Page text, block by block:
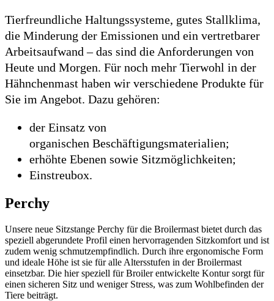
Tierfreundliche Haltungssysteme, gutes Stallklima,
die Minderung der Emissionen und ein vertretbarer
Arbeitsaufwand – das sind die Anforderungen von
Heute und Morgen. Für noch mehr Tierwohl in der
Hähnchenmast haben wir verschiedene Produkte für
Sie im Angebot. Dazu gehören:
der Einsatz von
organischen Beschäftigungsmaterialien;
erhöhte Ebenen sowie Sitzmöglichkeiten;
Einstreubox.
Perchy
Unsere neue Sitzstange Perchy für die Broilermast bietet durch das
speziell abgerundete Profil einen hervorragenden Sitzkomfort und ist
zudem wenig schmutzempfindlich. Durch ihre ergonomische Form
und ideale Höhe ist sie für alle Altersstufen in der Broilermast
einsetzbar. Die hier speziell für Broiler entwickelte Kontur sorgt für
einen sicheren Sitz und weniger Stress, was zum Wohlbefinden der
Tiere beiträgt.